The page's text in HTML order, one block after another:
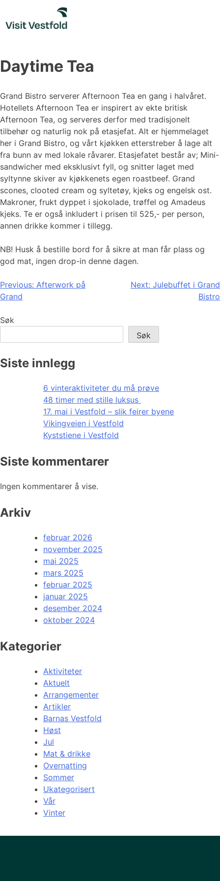
content
Daytime Tea
Grand Bistro serverer Afternoon Tea en gang i halvåret.
Hotellets Afternoon Tea er inspirert av ekte britisk
Afternoon Tea, og serveres derfor med tradisjonelt
tilbehør og naturlig nok på etasjefat. Alt er hjemmelaget
her i Grand Bistro, og vårt kjøkken etterstreber å lage alt
fra bunn av med lokale råvarer. Etasjefatet består av; Mini-
sandwicher med eksklusivt fyll, og snitter laget med
syltynne skiver av kjøkkenets egen roastbeef. Grand
scones, clooted cream og syltetøy, kjeks og engelsk ost.
Makroner, frukt dyppet i sjokolade, trøffel og Amadeus
kjeks. Te er også inkludert i prisen til 525,- per person,
annen drikke kommer i tillegg.
NB! Husk å bestille bord for å sikre at man får plass og
god mat, ingen drop-in denne dagen.
Innleggsnavigasjon
Previous: Afterwork på
Grand
Next: Julebuffet i Grand
Bistro
Søk
Søk
Siste innlegg
6 vinteraktiviteter du må prøve
48 timer med stille luksus
17. mai i Vestfold – slik feirer byene
Vikingveien i Vestfold
Kyststiene i Vestfold
Siste kommentarer
Ingen kommentarer å vise.
Arkiv
februar 2026
november 2025
mai 2025
mars 2025
februar 2025
januar 2025
desember 2024
oktober 2024
Kategorier
Aktiviteter
Aktuelt
Arrangementer
Artikler
Barnas Vestfold
Høst
Jul
Mat & drikke
Overnatting
Sommer
Ukategorisert
Vår
Vinter